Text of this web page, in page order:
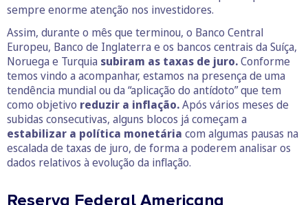
sempre enorme atenção nos investidores.
Assim, durante o mês que terminou, o Banco Central
Europeu, Banco de Inglaterra e os bancos centrais da Suíça,
Noruega e Turquia subiram as taxas de juro.Conforme
temos vindo a acompanhar, estamos na presença de uma
tendência mundial ou da “aplicação do antídoto” que tem
como objetivo reduzir a inflação.Após vários meses de
subidas consecutivas, alguns blocos já começam a
estabilizar a política monetária com algumas pausas na
escalada de taxas de juro, de forma a poderem analisar os
dados relativos à evolução da inflação.
Reserva Federal Americana